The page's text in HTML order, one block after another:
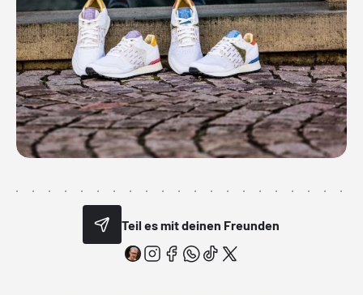
Teil es mit deinen Freunden